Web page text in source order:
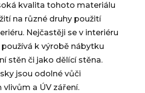
kvalita tohoto materiálu
na různé druhy použití
Nejčastěji se v interiéru
k výrobě nábytku
stěn či jako dělící stěna.
jsou odolné vůči
a ÚV záření.